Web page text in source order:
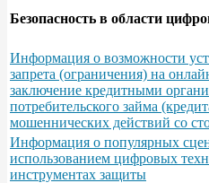
Безопасность в области
Информация о возможности
запрета (ограничения) на
заключение кредитными
потребительского займа
мошеннических действий со
Информация о популярных
использованием цифровых
инструментах защиты